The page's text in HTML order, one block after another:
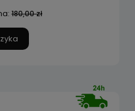
180,00 zł